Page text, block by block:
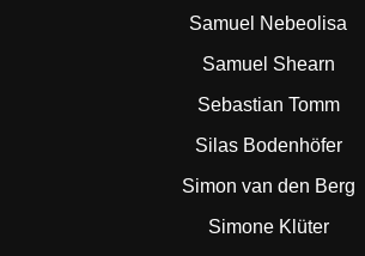
Samuel Nebeolisa
Samuel Shearn
Sebastian Tomm
Silas Bodenhöfer
Simon van den Berg
Simone Klüter